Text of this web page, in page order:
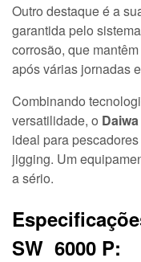
Outro destaque é a
garantida pelo
corrosão, que
após várias jornadas
Combinando
versatilidade, o
ideal para
jigging. Um
a sério.
SW 6000 P: